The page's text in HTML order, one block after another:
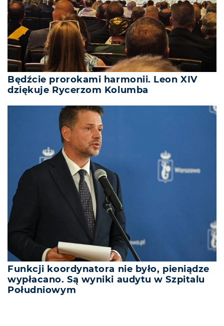
Będźcie prorokami harmonii. Leon XIV
dziękuje Rycerzom Kolumba
Funkcji koordynatora nie było, pieniądze
wypłacano. Są wyniki audytu w Szpitalu
Południowym